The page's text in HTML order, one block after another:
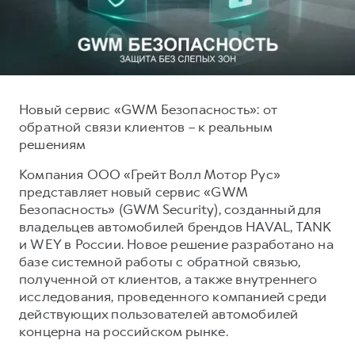
F7
от 2 899 000 ₽
F7X
от 3 599 000 ₽
POER
от 3 449 000 ₽
Тест-драйв
Трейд-ин
Кредитный калькулятор
Страхование
Кредит
КОРПОРАТИВНЫМ КЛИЕНТАМ
Для малого бизнеса
Корпоративным клиентам
Крупным корпоративным клиентам
Система управления автопарком
СЕРВИСНОЕ ОБСЛУЖИВАНИЕ
Нулевое ТО
Программа «Помощь на дороге»
Регламенты технического обслуживания
Электронный ПТС
ПОДДЕРЖКА
GWM Безопасность
Гарантия HAVAL
Мобильное приложение GWM
Программа «HAVAL Защита+»
Руководства по эксплуатации
Подписки
Наша команда
Контакты
Новый сервис «GWM Безопасность»: от
обратной связи клиентов – к реальным
решениям
Компания ООО «Грейт Волл Мотор Рус»
представляет новый сервис «GWM
Безопасность» (GWM Security), созданный для
владельцев автомобилей брендов HAVAL, TANK
и WEY в России. Новое решение разработано на
базе системной работы с обратной связью,
полученной от клиентов, а также внутреннего
исследования, проведенного компанией среди
действующих пользователей автомобилей
концерна на российском рынке.